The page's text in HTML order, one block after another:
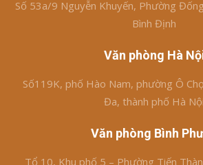
Số 53a/9 Nguyễn Khuyến, Phường
Bình Định
Văn phòng Hà
Số119K, phố Hào Nam, phường Ô
Đa, thành phố Hà Nội
Văn phòng Bình
Tổ 10, Khu phố 5 – Phường Tiến